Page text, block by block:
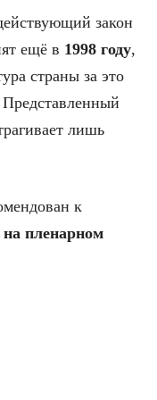
закон
ещё в 1998 году,
страны за это
лишь
к
пленарном